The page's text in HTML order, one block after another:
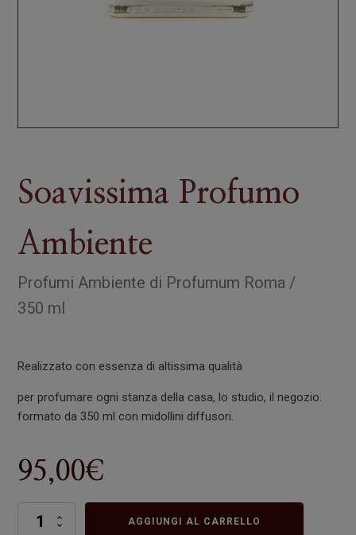
Soavissima Profumo
Ambiente
Profumi Ambiente di Profumum Roma /
350 ml
Realizzato con essenza di altissima qualità
per profumare ogni stanza della casa, lo studio, il negozio.
formato da 350 ml con midollini diffusori.
95,00€
Soavissima
AGGIUNGI AL CARRELLO